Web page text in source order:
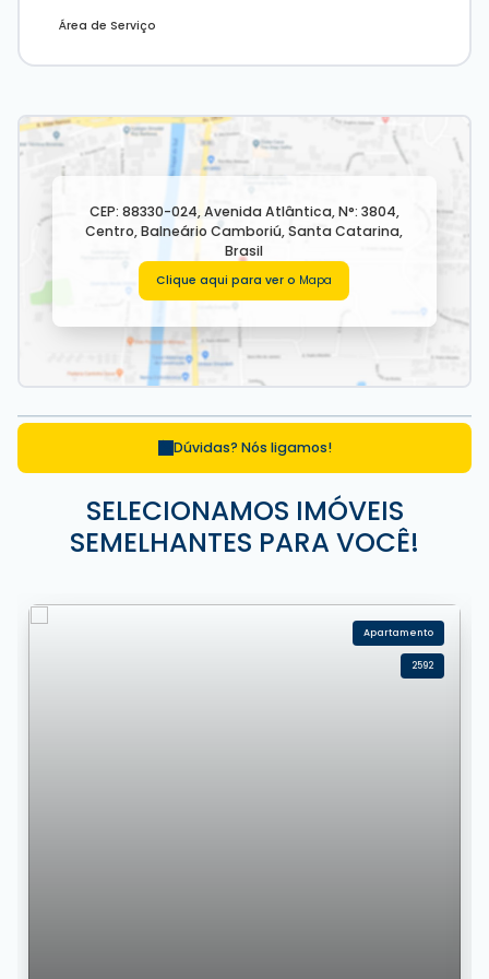
Área de Serviço
CEP: 88330-024,Avenida Atlântica,N°: 3804,
Centro,Balneário Camboriú,Santa Catarina,
Brasil
Clique aqui para ver o Mapa
Dúvidas? Nós ligamos!
SELECIONAMOS IMÓVEIS
SEMELHANTES PARA VOCÊ!
Apartamento
2592